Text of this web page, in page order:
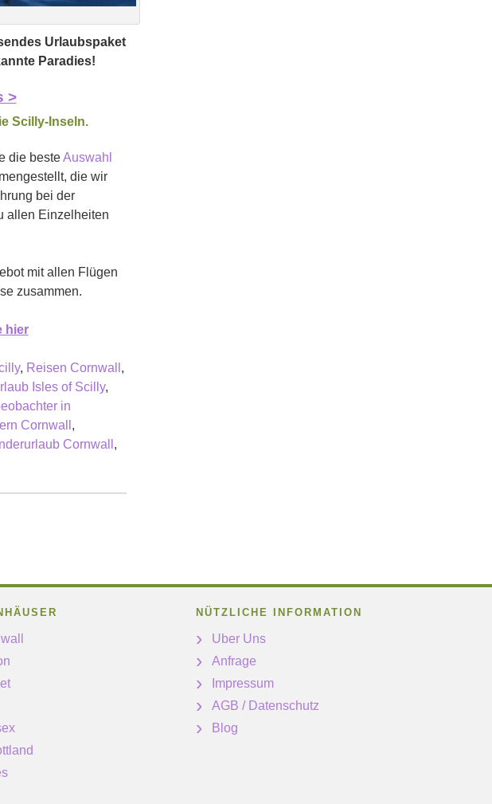
Urlaubspaket
Paradies!
>
Scilly-Inseln.
die besteAuswahl
die wir
bei der
allen Einzelheiten
mit allen Flügen
zusammen.
hier
, Reisen Cornwall ,
Isles of Scilly,
in
Cornwall ,
Cornwall ,
NÜTZLICHE INFORMATION
Uber Uns
Anfrage
Impressum
AGB / Datenschutz
Blog